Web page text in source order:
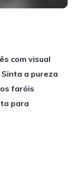
com visual
a pureza
faróis
para